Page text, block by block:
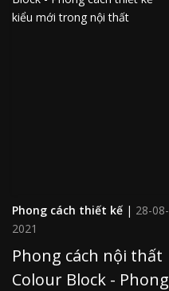
Phong cách thiết kế | 28-08-
2021
Phong cách nội thất
Colour Block - Phong